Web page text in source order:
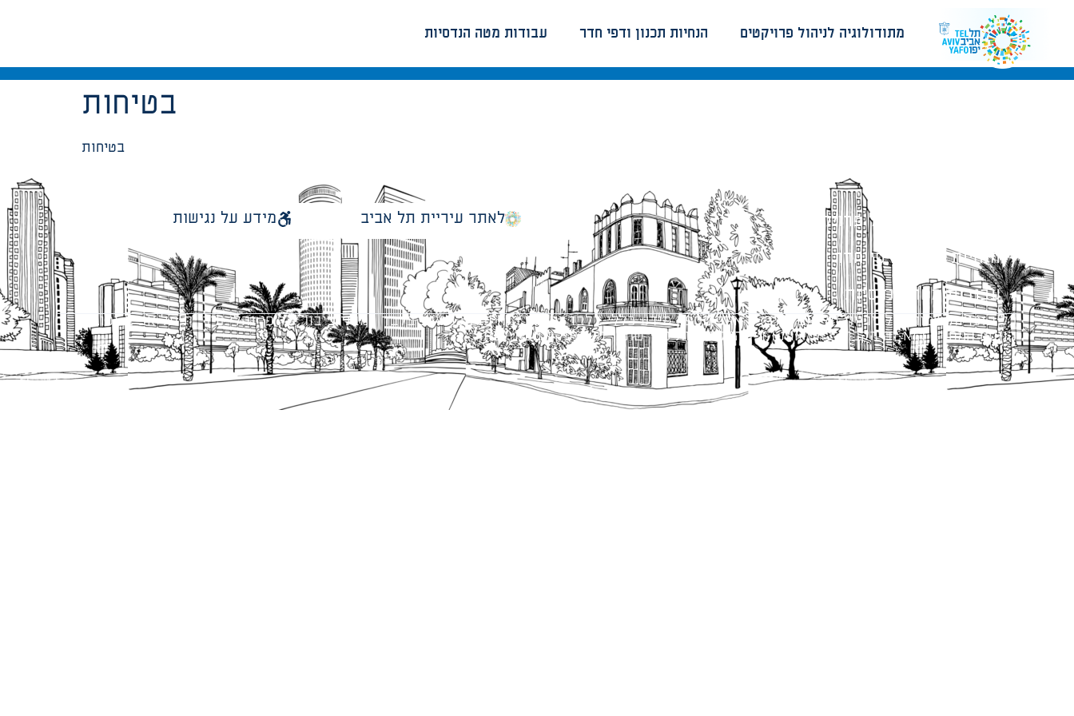
עבודות מטה הנדסיות הנחיות תכנון ודפי חדר מתודולוגיה לניהול פרויקטים
בטיחות
בטיחות
עבודות מטה הנדסיות
הנחיות תכנון ודפי חדר
מתודולוגיה לניהול פרויקטים לאתר עיריית תל אביב מידע על נגישות
כל הזכויות שמורות לעיריית תל-אביב-יפו. האתר מספק מידע כללי בלבד ומאגד הנחיות תכנוניות בלבד למבני ציבור על פי נהלי עיריית תל אביב-יפו.
הנוסח המחייב הוא זה הקבוע בהוראות הדין הרלוונטיות כפי שתהיינה בתוקף מעת לעת.